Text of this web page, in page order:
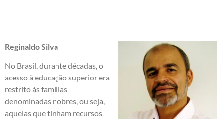
Reginaldo Silva
No Brasil, durante décadas, o
acesso à educação superior era
restrito às famílias
denominadas nobres, ou seja,
aquelas que tinham recursos